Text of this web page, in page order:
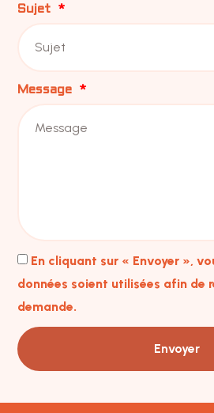
Sujet
Message
En cliquant sur « Envoyer »,
données soient utilisées afin de
demande.
Envoyer